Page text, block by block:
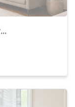
Achat Appartement centre ville